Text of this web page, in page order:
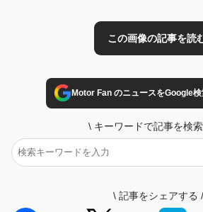
Motor Fan のニュースをGoogle
\ キーワードで記事を検
\ 記事をシェアする /